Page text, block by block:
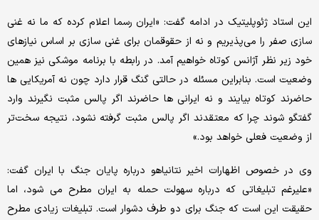
این استاد ژئوپلیتیک در ادامه گفت: «ایران رسما اعلام کرده که ما نه غنی
سازی صفر را می‌پذیریم و نه از حقوقمان برای غنی سازی بر اساس نیازهای
خود زیر نظر آژانس کوتاه خواهیم آمد. در رابطه با برنامه موشکی نیز همین
وضعیت است. بنابراین مسئله در حالتی گنگ قرار دارد چون نه آمریکایی ها
حاضرند کوتاه بیایند و نه ایرانی ها حاضرند اگر پالس مثبت نگیرند وارد
گفتگو شوند چرا که معتقدند اگر پالس مثبت گرفته نشود، نتیجه سخت‌تر
از وضعیت فعلی خواهد بود.»
وی در خصوص اظهارات اخیر نتانیاهو درباره پایان جنگ با ایران گفت:
«علیرغم تبلیغاتی که درباره سهولت حمله به ایران مطرح می شود، اما
حقیقت این است که جنگ برای دو طرف دشوار است. تبلیغات زیادی مطرح